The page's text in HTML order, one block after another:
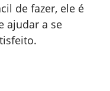
de fazer, ele é
ajudar a se